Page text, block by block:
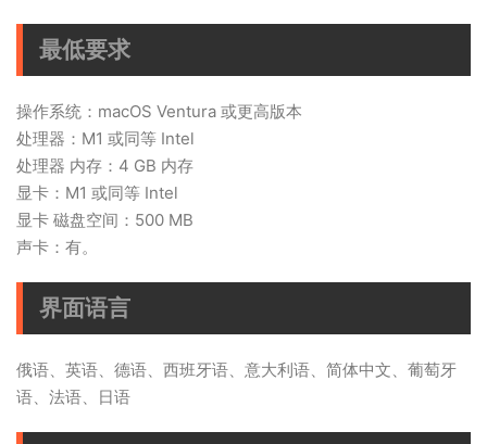
最低要求
操作系统：macOS Ventura 或更高版本
处理器：M1 或同等 Intel
处理器 内存：4 GB 内存
显卡：M1 或同等 Intel
显卡 磁盘空间：500 MB
声卡：有。
界面语言
俄语、英语、德语、西班牙语、意大利语、简体中文、葡萄牙
语、法语、日语